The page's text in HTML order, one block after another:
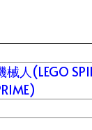
械人(LEGO